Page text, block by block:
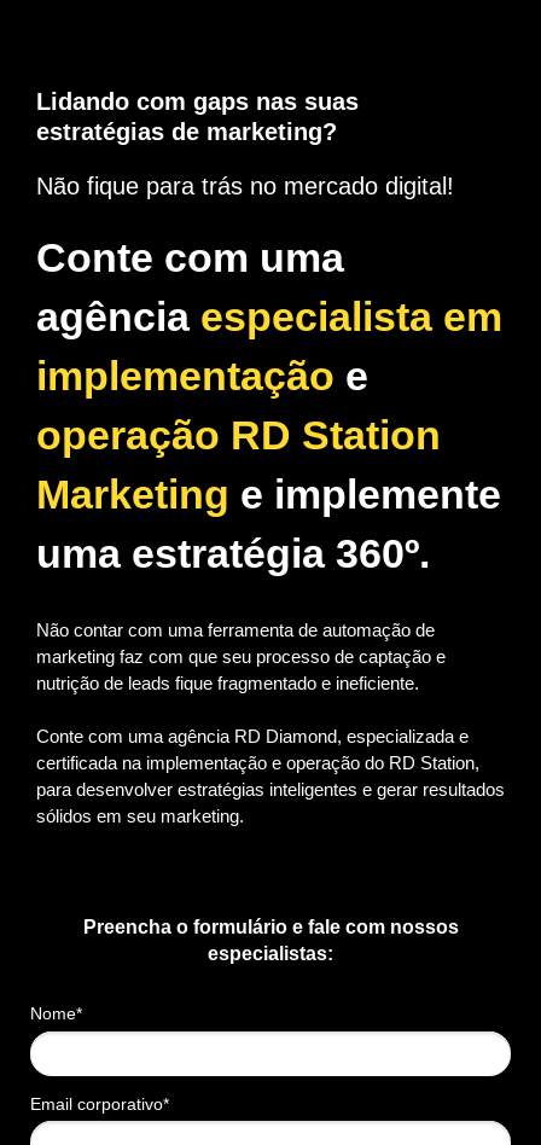
Lidando com gaps nas suas
estratégias de marketing?
Não fique para trás no mercado digital!
Conte com uma
agência especialista em
implementação e
operação RD Station
Marketing e implemente
uma estratégia 360º.
Não contar com uma ferramenta de automação de
marketing faz com que seu processo de captação e
nutrição de leads fique fragmentado e ineficiente.
Conte com uma agência RD Diamond, especializada e
certificada na implementação e operação do RD Station,
para desenvolver estratégias inteligentes e gerar resultados
sólidos em seu marketing.
Preencha o formulário e fale com nossos
especialistas:
Nome*
Email corporativo*